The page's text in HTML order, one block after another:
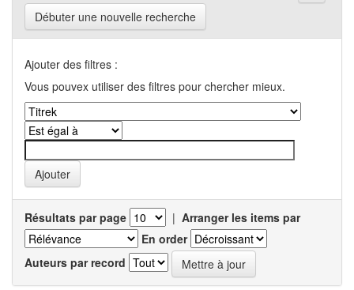
Débuter une nouvelle recherche
Ajouter des filtres :
Vous pouvex utiliser des filtres pour chercher mieux.
Résultats par page | Arranger les items par
En order
Auteurs par record